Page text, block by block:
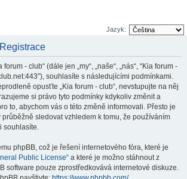
Jazyk:
- club“ (dále jen „my“, „naše“, „nás“, “Kia forum -
souhlasíte s následujícími podmínkami.
opusťte „Kia forum - club“, nevstupujte na něj
si právo tyto podmínky kdykoliv změnit a
to, abychom vás o této změně informovali. Přesto je
sledovat vzhledem k tomu, že používáním
souhlasíte.
phpBB, což je řešení internetového fóra, které je
Public License“ a které je možno stáhnout z
software pouze zprostředkovává internetové diskuze.